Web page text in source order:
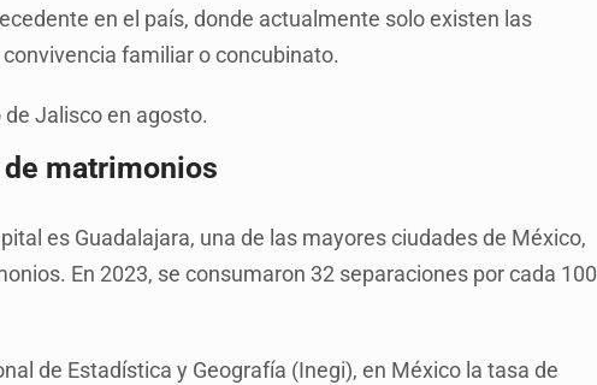
en el país, donde actualmente solo existen las
familiar o concubinato.
Jalisco en agosto.
matrimonios
es Guadalajara, una de las mayores ciudades de México,
En 2023, se consumaron 32 separaciones por cada 100
de Estadística y Geografía (Inegi), en México la tasa de